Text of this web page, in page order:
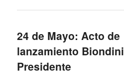
24 de Mayo: Acto de
lanzamiento Biondini
Presidente